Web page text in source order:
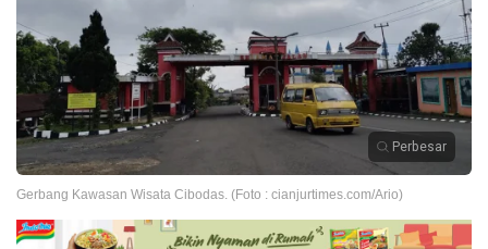
Perbesar
Gerbang Kawasan Wisata Cibodas. (Foto : cianjurtimes.com/Ario)